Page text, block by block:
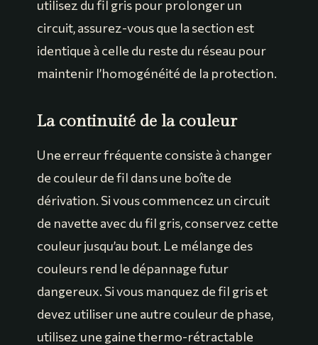
utilisez du fil gris pour prolonger un
circuit, assurez-vous que la section est
identique à celle du reste du réseau pour
maintenir l’homogénéité de la protection.
La continuité de la couleur
Une erreur fréquente consiste à changer
de couleur de fil dans une boîte de
dérivation. Si vous commencez un circuit
de navette avec du fil gris, conservez cette
couleur jusqu’au bout. Le mélange des
couleurs rend le dépannage futur
dangereux. Si vous manquez de fil gris et
devez utiliser une autre couleur de phase,
utilisez une gaine thermo-rétractable